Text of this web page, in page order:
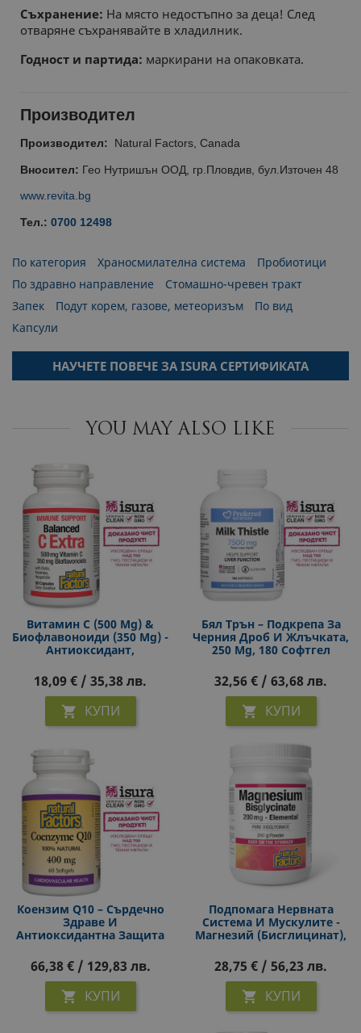
Съхранение: На място недостъпно за деца! След
отваряне съхранявайте в хладилник.
Годност и партида: маркирани на опаковката.
Производител
Производител: Natural Factors, Canada
Вносител: Гео Нутришън ООД, гр.Пловдив, бул.Източен 48
www.revita.bg
Тел.: 0700 12498
По категория Храносмилателна система
Пробиотици
По здравно направление
Стомашно-чревен тракт
Запек
Подут корем, газове, метеоризъм
По вид
Капсули
НАУЧЕТЕ ПОВЕЧЕ ЗА ISURA СЕРТИФИКАТА
YOU MAY ALSO LIKE
Витамин С (500 Mg) &
Биофлавоноиди (350 Mg) -
Антиоксидант,
Венотоник, 90 Капсули За
3 Месеца Прием
18,09 € / 35,38 лв.
 КУПИ
Бял Трън – Подкрепа За
Черния Дроб И Жлъчката,
250 Mg, 180 Софтгел
32,56 € / 63,68 лв.
 КУПИ
Коензим Q10 – Сърдечно
Здраве И
Антиоксидантна Защита
60 Софтгел Капсули (За
Двумесечен Прием)
66,38 € / 129,83 лв.
 КУПИ
Подпомага Нервната
Система И Мускулите -
Магнезий (бисглицинат),
28,75 € / 56,23 лв.
 КУПИ